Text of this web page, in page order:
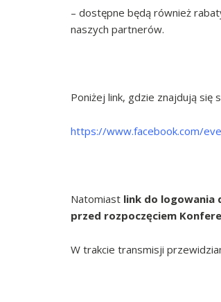
– dostępne będą również
naszych partnerów.
Poniżej link, gdzie znajdują
https://www.facebook.com/
Natomiast link do logowania
przed rozpoczęciem
W trakcie transmisji